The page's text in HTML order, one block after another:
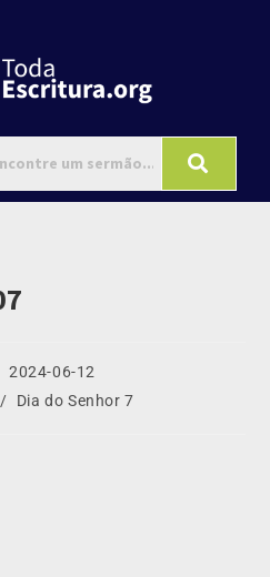
2024-06-12
/ Dia do Senhor 7